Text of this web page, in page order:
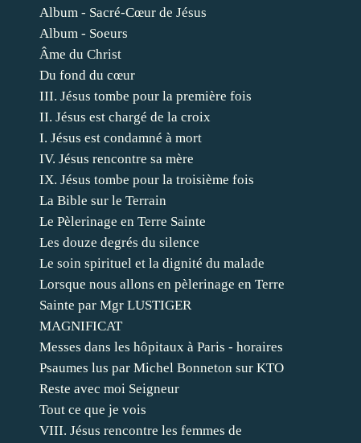
Album - Sacré-Cœur de Jésus
Album - Soeurs
Âme du Christ
Du fond du cœur
III. Jésus tombe pour la première fois
II. Jésus est chargé de la croix
I. Jésus est condamné à mort
IV. Jésus rencontre sa mère
IX. Jésus tombe pour la troisième fois
La Bible sur le Terrain
Le Pèlerinage en Terre Sainte
Les douze degrés du silence
Le soin spirituel et la dignité du malade
Lorsque nous allons en pèlerinage en Terre
Sainte par Mgr LUSTIGER
MAGNIFICAT
Messes dans les hôpitaux à Paris - horaires
Psaumes lus par Michel Bonneton sur KTO
Reste avec moi Seigneur
Tout ce que je vois
VIII. Jésus rencontre les femmes de